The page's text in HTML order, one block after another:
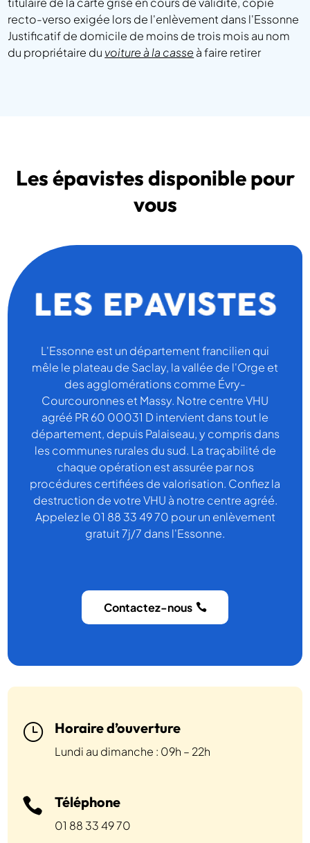
recto-verso exigée lors de l'enlèvement dans l'Essonne
Justificatif de domicile de moins de trois mois au nom
du propriétaire du voiture à la casse à faire retirer
Les épavistes disponible pour
vous
L'Essonne est un département francilien qui
mêle le plateau de Saclay, la vallée de l'Orge et
des agglomérations comme Évry-
Courcouronnes et Massy. Notre centre VHU
agréé PR 60 00031 D intervient dans tout le
département, depuis Palaiseau, y compris dans
les communes rurales du sud. La traçabilité de
chaque opération est assurée par nos
procédures certifiées de valorisation. Confiez la
destruction de votre VHU à notre centre agréé.
Appelez le 01 88 33 49 70 pour un enlèvement
gratuit 7j/7 dans l'Essonne.
Contactez-nous
} Horaire d’ouverture
Lundi au dimanche : 09h – 22h
 Téléphone
01 88 33 49 70